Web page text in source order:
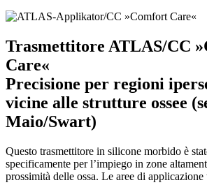
Trasmettitore ATLAS/CC
Care«
Precisione per regioni
vicine alle strutture ossee
Maio/Swart)
Questo trasmettitore in silicone morbido è
specificamente per l’impiego in zone
prossimità delle ossa. Le aree di